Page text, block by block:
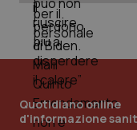
Tumori
Ulcera &
Vaccini
Quotidiano online
d'informazione
tracking-sites-